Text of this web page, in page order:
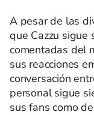
A pesar de las
que Cazzu sigue
comentadas del
sus reacciones
conversación
personal sigue
sus fans como